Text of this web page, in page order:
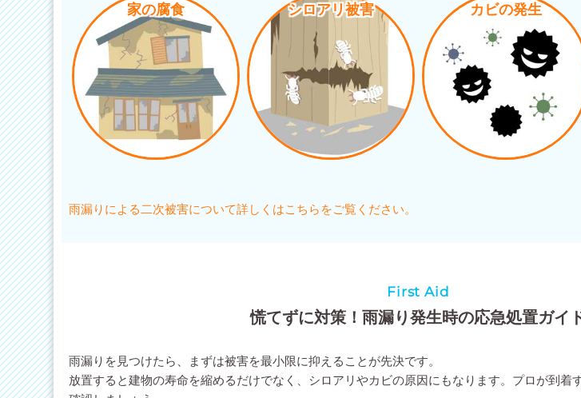
家の腐食 シロアリ被害 カビの発生
雨漏りによる二次被害について詳しくはこちらをご覧ください。
慌てずに対策！雨漏り発生時の応急処置ガイ
First Aid
雨漏りを見つけたら、まずは被害を最小限に抑えることが先決です。
放置すると建物の寿命を縮めるだけでなく、シロアリやカビの原因にもなります。プロが到着